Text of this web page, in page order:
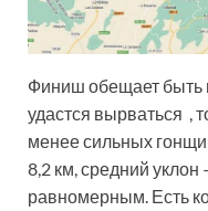
Финиш обещает быть
удастся вырваться ,
менее сильных
8,2 км, средний
равномерным. Есть